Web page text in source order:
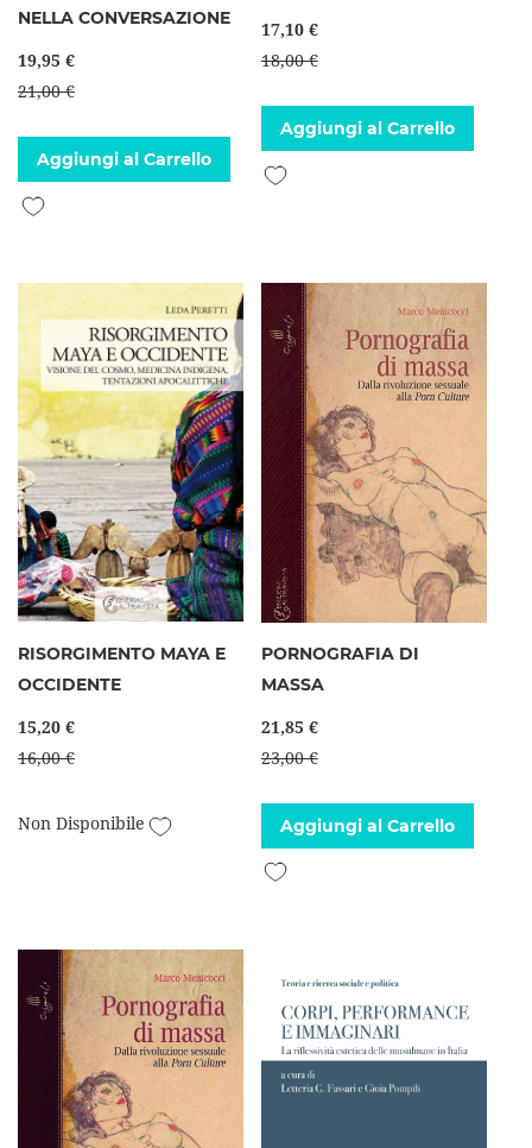
NELLA CONVERSAZIONE
19,95 €
21,00 €
Aggiungi al Carrello
Aggiungi alla lista desideri
17,10 €
18,00 €
Aggiungi al Carrello
Aggiungi alla lista desideri
RISORGIMENTO MAYA E
OCCIDENTE
15,20 €
16,00 €
Non Disponibile Aggiungi alla lista desideri
PORNOGRAFIA DI
MASSA
21,85 €
23,00 €
Aggiungi al Carrello
Aggiungi alla lista desideri